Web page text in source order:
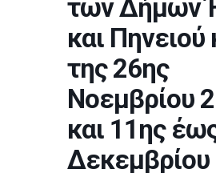
των Δήμων
και Πηνειού
της 26ης
Νοεμβρίου
και 11ης
Δεκεμβρίου